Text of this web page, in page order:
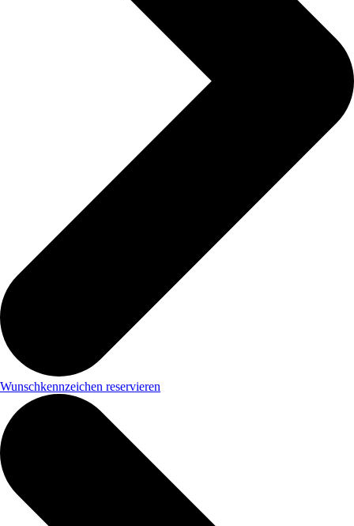
Wunschkennzeichen reservieren